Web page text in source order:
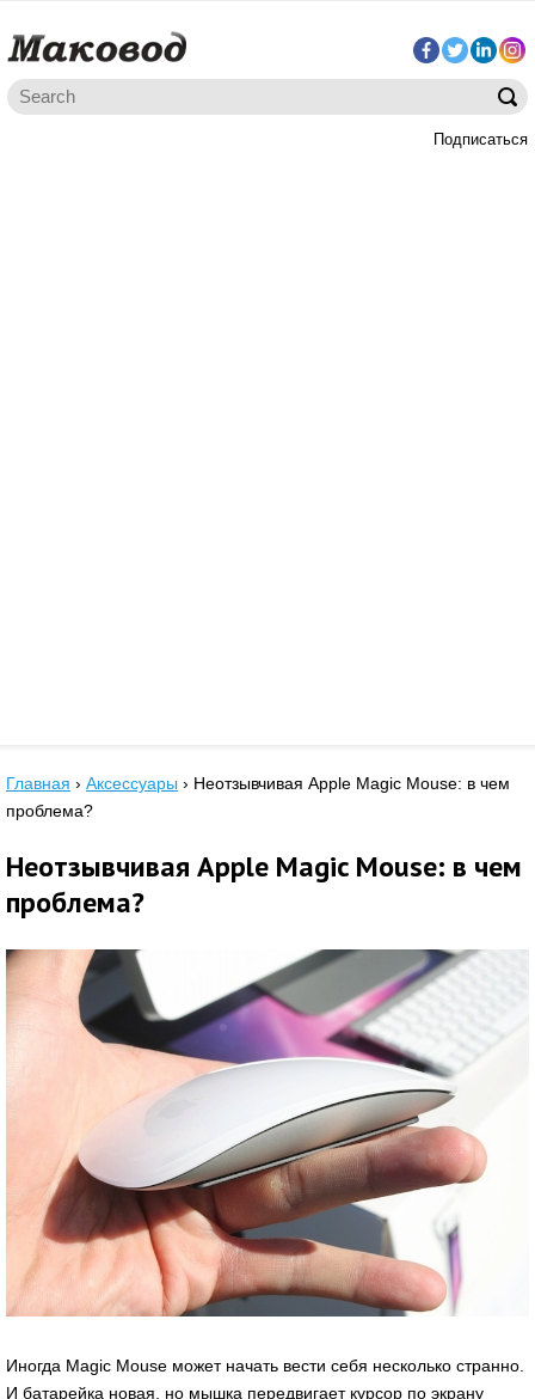
Подписаться
Главная › Аксессуары › Неотзывчивая Apple Magic Mouse: в чем
проблема?
Неотзывчивая Apple Magic Mouse: в чем
проблема?
Иногда Magic Mouse может начать вести себя несколько странно.
И батарейка новая, но мышка передвигает курсор по экрану